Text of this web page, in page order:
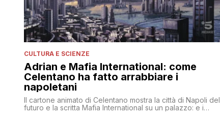
CULTURA E SCIENZE
Adrian e Mafia International: come
Celentano ha fatto arrabbiare i
napoletani
Il cartone animato di Celentano mostra la città di Napoli del
futuro e la scritta Mafia International su un palazzo: e i